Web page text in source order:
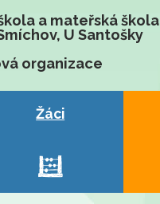
a mateřská škola
U Santošky
organizace
Žáci